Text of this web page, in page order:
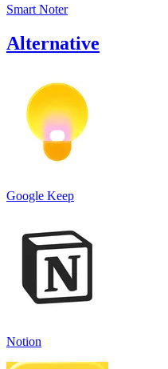
Smart Noter
Alternative
Google Keep
Notion